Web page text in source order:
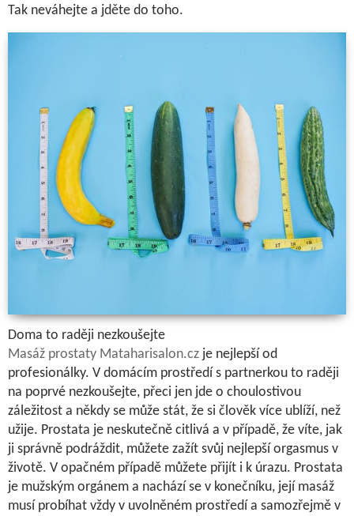
Tak neváhejte a jděte do toho.
Doma to raději nezkoušejte
Masáž prostaty Mataharisalon.cz je nejlepší od
profesionálky. V domácím prostředí s partnerkou to raději
na poprvé nezkoušejte, přeci jen jde o choulostivou
záležitost a někdy se může stát, že si člověk více ublíží, než
užije. Prostata je neskutečně citlivá a v případě, že víte, jak
ji správně podráždit, můžete zažít svůj nejlepší orgasmus v
životě. V opačném případě můžete přijít i k úrazu. Prostata
je mužským orgánem a nachází se v konečníku, její masáž
musí probíhat vždy v uvolněném prostředí a samozřejmě v